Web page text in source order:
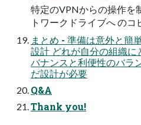
特定のVPNからの操作を
トワークドライブへ の
まとめ - 準備は意外と簡
設計 どれが自分の組織
バナンスと利便性のバラ
だ設計が必要
Q&A
Thank you!